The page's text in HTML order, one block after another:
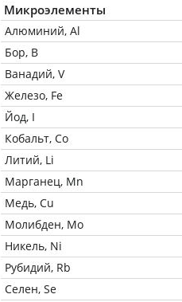
Микроэлементы
Алюминий, Al
Бор, B
Ванадий, V
Железо, Fe
Йод, I
Кобальт, Co
Литий, Li
Марганец, Mn
Медь, Cu
Молибден, Mo
Никель, Ni
Рубидий, Rb
Селен, Se